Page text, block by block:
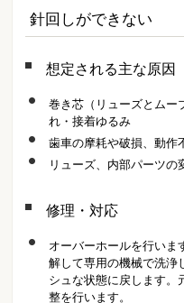
針回しができない
想定される主な原因
巻き芯（リューズとムー
れ・接着ゆるみ
歯車の摩耗や破損、動作
リューズ、内部パーツの
修理・対応
オーバーホールを行いま
解して専用の機械で洗浄
シュな状態に戻します。
整を行います。